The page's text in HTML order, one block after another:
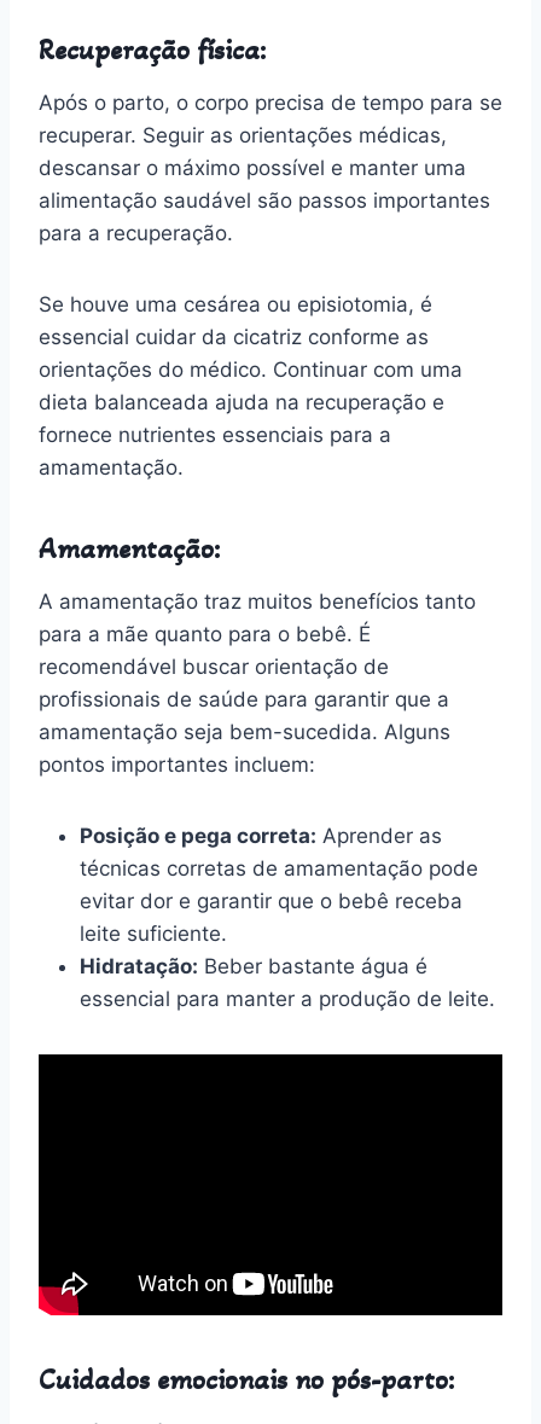
Recuperação física:
Após o parto, o corpo precisa de tempo para se
recuperar. Seguir as orientações médicas,
descansar o máximo possível e manter uma
alimentação saudável são passos importantes
para a recuperação.
Se houve uma cesárea ou episiotomia, é
essencial cuidar da cicatriz conforme as
orientações do médico. Continuar com uma
dieta balanceada ajuda na recuperação e
fornece nutrientes essenciais para a
amamentação.
Amamentação:
A amamentação traz muitos benefícios tanto
para a mãe quanto para o bebê. É
recomendável buscar orientação de
profissionais de saúde para garantir que a
amamentação seja bem-sucedida. Alguns
pontos importantes incluem:
Posição e pega correta: Aprender as
técnicas corretas de amamentação pode
evitar dor e garantir que o bebê receba
leite suficiente.
Hidratação: Beber bastante água é
essencial para manter a produção de leite.
Cuidados emocionais no pós-parto: